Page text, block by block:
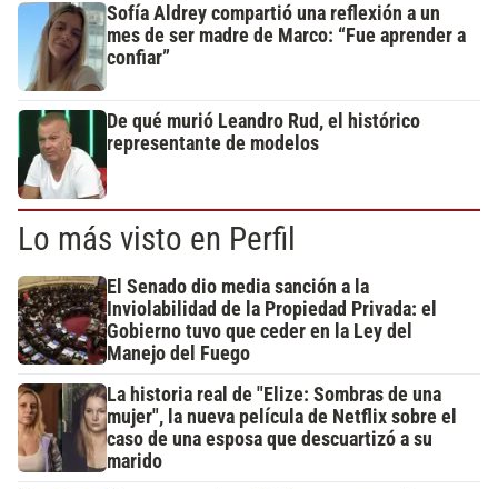
Sofía Aldrey compartió una reflexión a un
mes de ser madre de Marco: “Fue aprender a
confiar”
De qué murió Leandro Rud, el histórico
representante de modelos
Lo más visto en Perfil
El Senado dio media sanción a la
Inviolabilidad de la Propiedad Privada: el
Gobierno tuvo que ceder en la Ley del
Manejo del Fuego
La historia real de "Elize: Sombras de una
mujer", la nueva película de Netflix sobre el
caso de una esposa que descuartizó a su
marido